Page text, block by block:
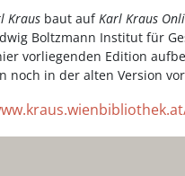
Kraus baut auf Karl Kraus
Boltzmann Institut für
vorliegenden Edition
noch in der alten Version